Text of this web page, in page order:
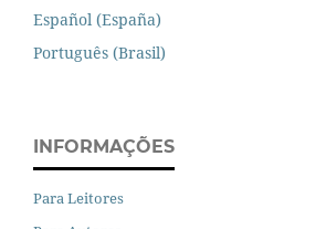
Español (España)
Português (Brasil)
INFORMAÇÕES
Para Leitores